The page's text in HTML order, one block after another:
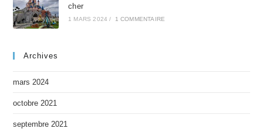
cher
1 MARS 2024 / 1 COMMENTAIRE
Archives
mars 2024
octobre 2021
septembre 2021